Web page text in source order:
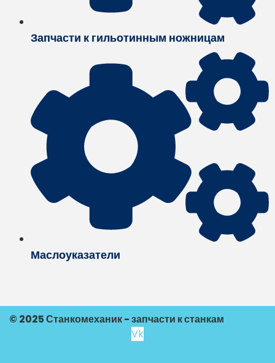
Запчасти к гильотинным ножницам
Маслоуказатели
© 2025 Станкомеханик - запчасти к станкам
Vk